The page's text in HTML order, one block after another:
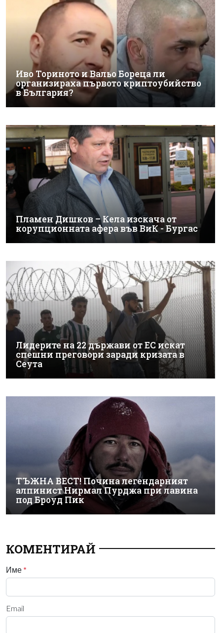
Иво Ториното и Вальо Бореца ли
организираха първото криптоубийство
в България?
Пламен Дишков – Кела изскача от
корупционната афера във ВиК - Бургас
Лидерите на 22 държави от ЕС искат
спешни преговори заради кризата в
Сеута
ТЪЖНА ВЕСТ! Почина легендарният
алпинист Нирмал Пурджа при лавина
под Броуд Пик
КОМЕНТИРАЙ
Име *
Email